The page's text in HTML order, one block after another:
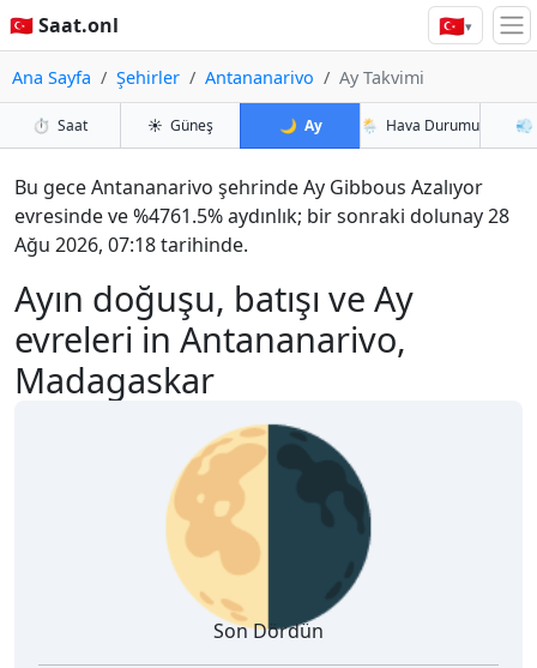
🇹🇷 Saat.onl 🇹🇷▾
Ana Sayfa Şehirler Antananarivo Ay Takvimi
⏱️ Saat ☀️ Güneş 🌙 Ay 🌦️ Hava Durumu 💨
Ayın doğuşu, batışı ve Ay
evreleri in Antananarivo,
Madagaskar
Bu gece Antananarivo şehrinde Ay Gibbous Azalıyor
evresinde ve %4761.5% aydınlık; bir sonraki dolunay 28
Ağu 2026, 07:18 tarihinde.
🌗
Son Dördün